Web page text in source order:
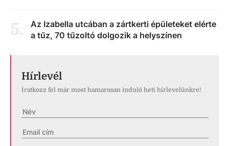
5.
Az Izabella utcában a zártkerti épületeket elérte
a tűz, 70 tűzoltó dolgozik a helyszínen
Hírlevél
Iratkozz fel már most hamarosan induló heti hírlevelünkre!